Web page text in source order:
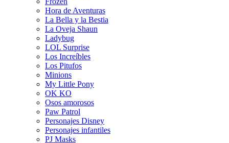
Hora de Aventuras
La Bella y la Bestia
La Oveja Shaun
Ladybug
LOL Surprise
Los Increíbles
Los Pitufos
Minions
My Little Pony
OK KO
Osos amorosos
Paw Patrol
Personajes Disney
Personajes infantiles
PJ Masks